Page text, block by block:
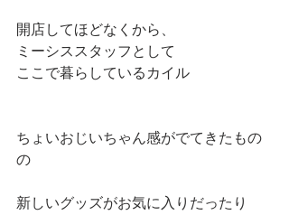
開店してほどなくから、
ミーシススタッフとして
ここで暮らしているカイル
ちょいおじいちゃん感がでてきたもの
の
新しいグッズがお気に入りだったり